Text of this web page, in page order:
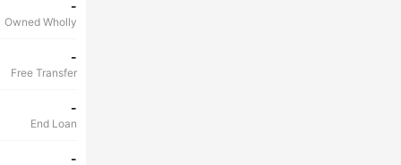
-
Owned Wholly
-
Free Transfer
-
End Loan
-